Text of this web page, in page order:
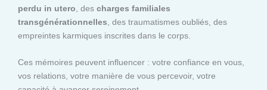
perdu in utero , des charges familiales
transgénérationnelles , des traumatismes oubliés, des
empreintes karmiques inscrites dans le corps.
Ces mémoires peuvent influencer : votre confiance en vous,
vos relations, votre manière de vous percevoir, votre